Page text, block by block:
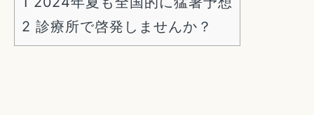
2 診療所で啓発しませんか？